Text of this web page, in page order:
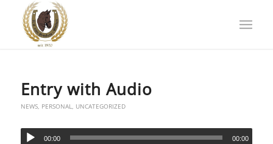
Entry with Audio
NEWS, PERSONAL, UNCATEGORIZED
00:00 00:00